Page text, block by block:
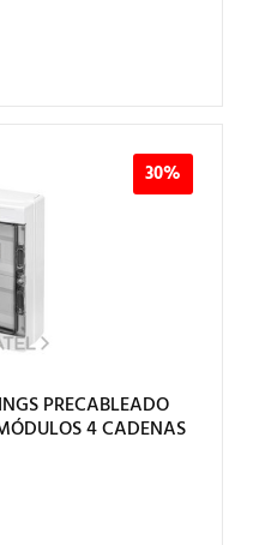
30%
PRECABLEADO
4 CADENAS